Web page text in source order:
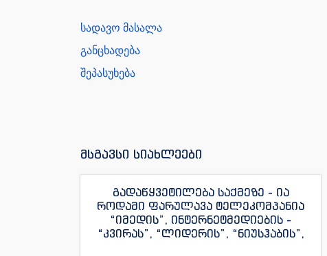
სადავო მასალა
განცხადება
შეპასუხება
მსგავსი სიახლეები
გადაწყვეტილება საქმეზე - ია
როდამი ფარულავა ტელეკომპანია
“იმედის”, ინტერნეტმედიების -
“კვირას”, “ლიდერის”, “ნიუსჰაბის”,